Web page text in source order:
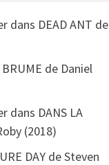
dans DEAD ANT de
BRUME de Daniel
dans DANS LA
(2018)
DAY de Steven